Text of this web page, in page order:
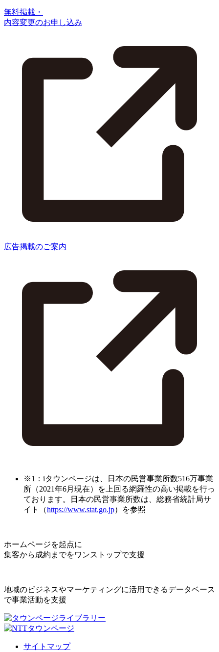
無料掲載・
内容変更のお申し込み
広告掲載のご案内
※1：iタウンページは、日本の民営事業所数516万事業
所（2021年6月現在）を上回る網羅性の高い掲載を行っ
ております。日本の民営事業所数は、総務省統計局サ
イト（https://www.stat.go.jp）を参照
ホームページを起点に
集客から成約までをワンストップで支援
地域のビジネスやマーケティングに活用できるデータベース
で事業活動を支援
サイトマップ